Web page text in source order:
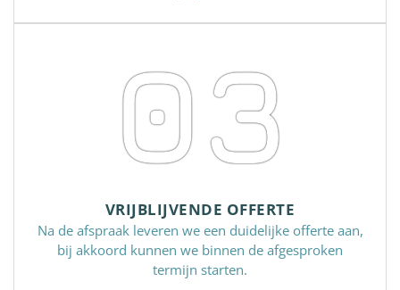
03
VRIJBLIJVENDE OFFERTE
Na de afspraak leveren we een duidelijke offerte aan,
bij akkoord kunnen we binnen de afgesproken
termijn starten.